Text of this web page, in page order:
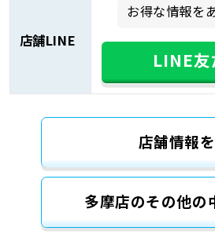
店舗LINE
お得な情報を
LINE
店舗情報
多摩店のその他の